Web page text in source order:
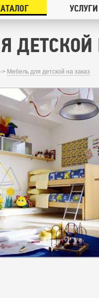
УСЛУГИ
ДЕТСКОЙ
-> Мебель для детской на заказ